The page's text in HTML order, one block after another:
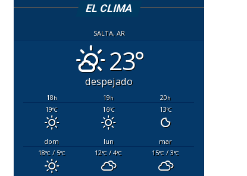
EL CLIMA
SALTA, AR
23°
despejado
18h 19h 20h
19°C 16°C 13°C
dom lun
mar
18°C/ 5°C 12°C / 4°C 15°C / 3°C